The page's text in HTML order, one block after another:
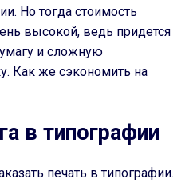
Но тогда стоимость
высокой, ведь придется
и сложную
Как же сэкономить на
в типографии
печать в типографии.